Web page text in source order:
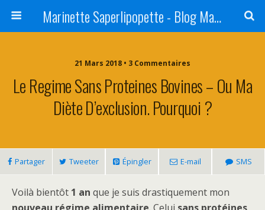
Marinette Saperlipopette - Blog Maman Angers Lifestyle - Ex Expat Montréal
21 Mars 2018 • 3 Commentaires
Le Regime Sans Proteines Bovines – Ou Ma
Diète D’exclusion. Pourquoi ?
Partager Tweeter Épingler E-mail SMS
Voilà bientôt 1 an que je suis drastiquement mon